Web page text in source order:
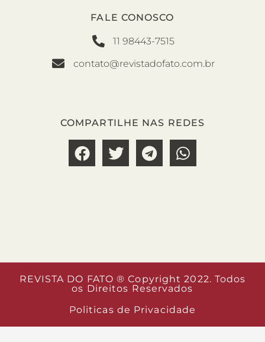
FALE CONOSCO
11 98443-7515
contato@revistadofato.com.br
COMPARTILHE NAS REDES
REVISTA DO FATO ® Copyright 2022. Todos
os Direitos Reservados
Politicas de Privacidade